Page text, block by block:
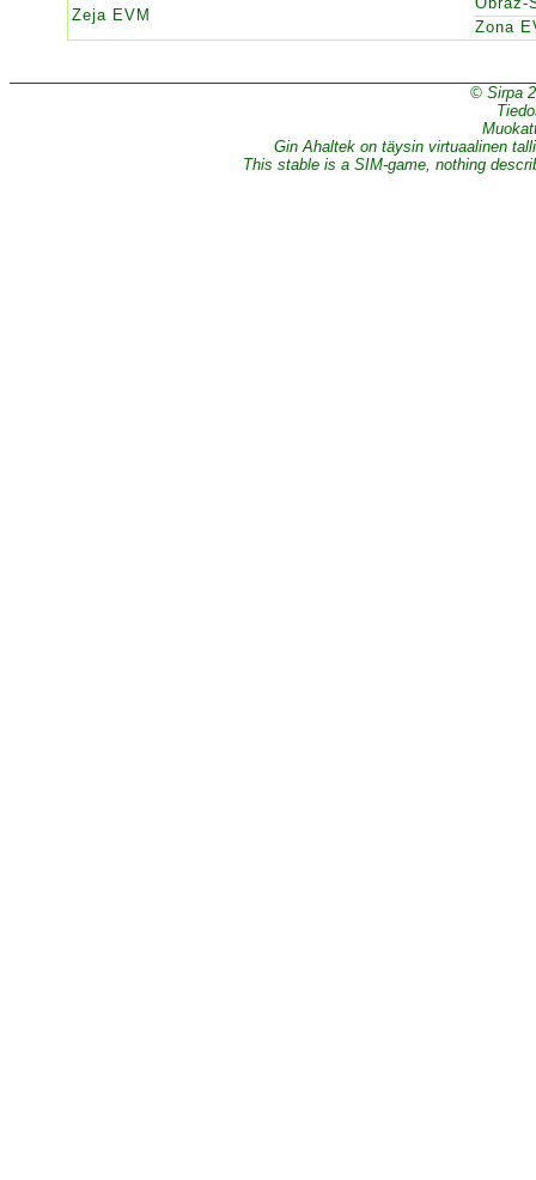
Zeja EVM
Zona
© Sirpa
Gin Ahaltek on täysin virtuaalinen
This stable is a SIM-game, nothing